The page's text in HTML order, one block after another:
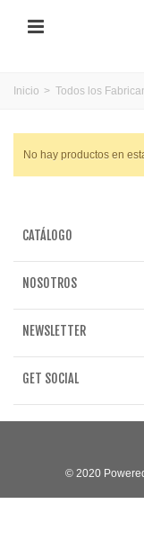
Inicio > Todos los
No hay productos en
CATÁLOGO
NOSOTROS
NEWSLETTER
GET SOCIAL
© 2020